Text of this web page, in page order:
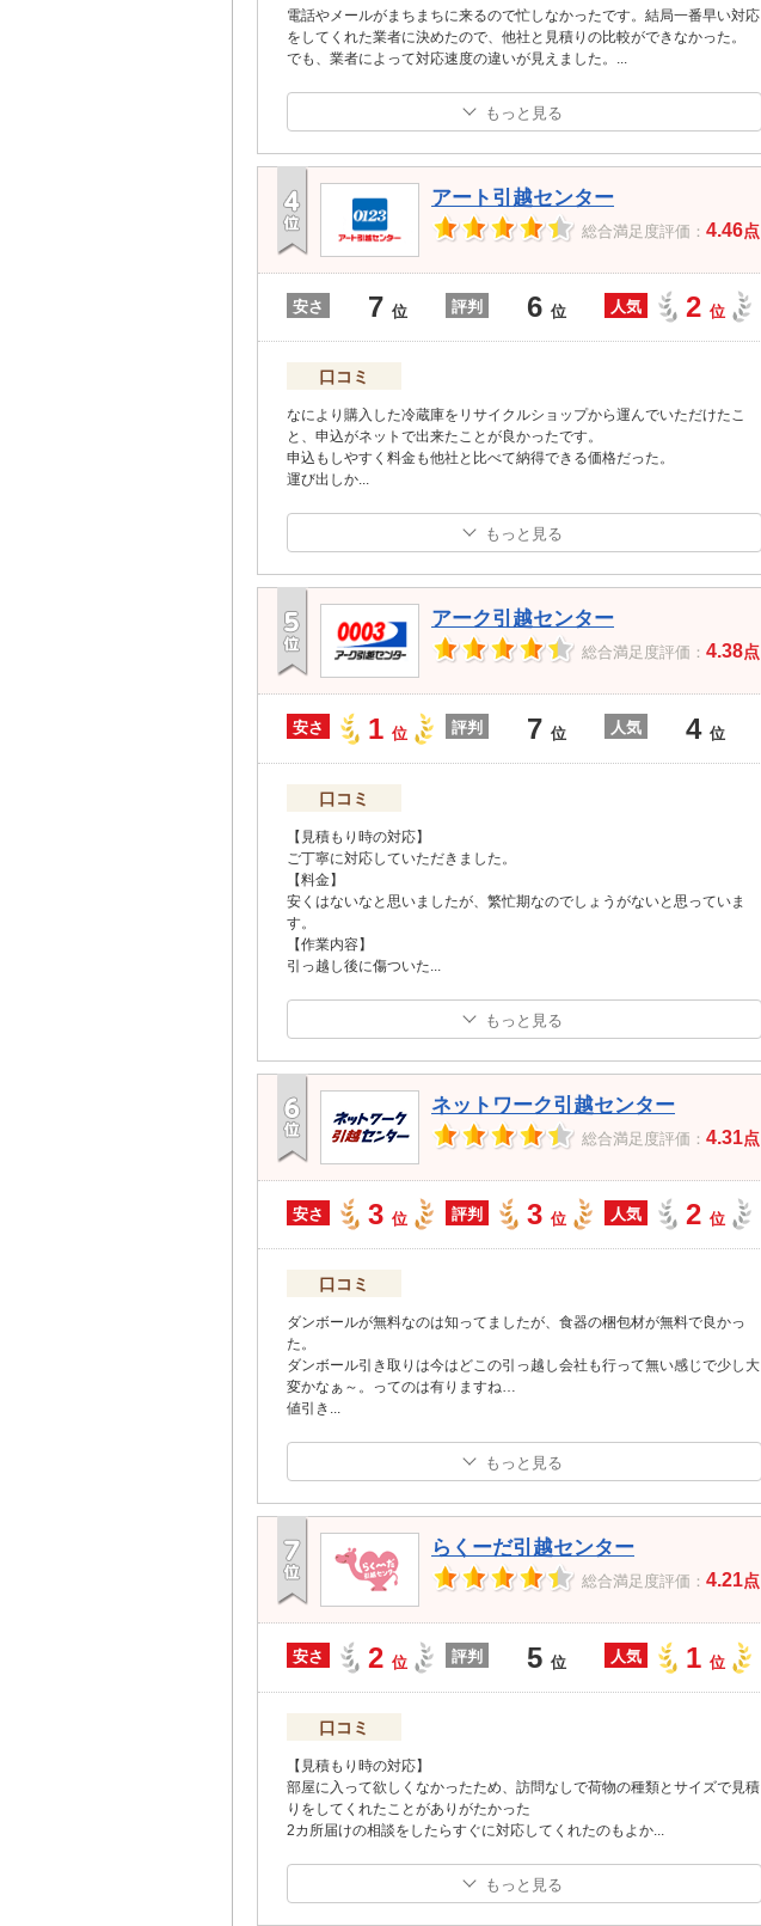
電話やメールがまちまちに来るので忙しなかったです。結局一番早い対応
をしてくれた業者に決めたので、他社と見積りの比較ができなかった。
でも、業者によって対応速度の違いが見えました。
もっと見る
アート引越センター
総合満足度評価： 4.46点
安さ 7 位 評判 6 位 人気 2 位
口コミ
なにより購入した冷蔵庫をリサイクルショップから運んでいただけたこ
と、申込がネットで出来たことが良かったです。
申込もしやすく料金も他社と比べて納得できる価格だった。
運び出しか...
もっと見る
アーク引越センター
総合満足度評価： 4.38点
安さ 1 位 評判 7 位 人気 4 位
口コミ
【見積もり時の対応】
ご丁寧に対応していただきました。
【料金】
安くはないなと思いましたが、繁忙期なのでしょうがないと思っていま
す。
【作業内容】
引っ越し後に傷ついた...
もっと見る
ネットワーク引越センター
総合満足度評価： 4.31点
安さ 3 位 評判 3 位 人気 2 位
口コミ
ダンボールが無料なのは知ってましたが、食器の梱包材が無料で良かっ
た。
ダンボール引き取りは今はどこの引っ越し会社も行って無い感じで少し大
変かなぁ～。ってのは有りますね…
値引き ...
もっと見る
らくーだ引越センター
総合満足度評価： 4.21点
安さ 2 位 評判 5 位 人気 1 位
口コミ
【見積もり時の対応】
部屋に入って欲しくなかったため、訪問なしで荷物の種類とサイズで見積
りをしてくれたことがありがたかった
2カ所届けの相談をしたらすぐに対応してくれたのもよか...
もっと見る